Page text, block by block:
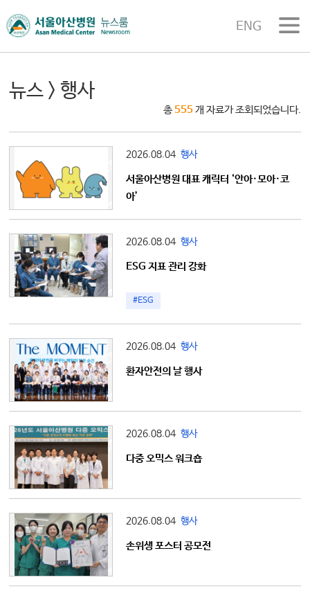
ENG
뉴스 > 행사
총555개 자료가 조회되었습니다.
2026.08.04 행사
서울아산병원 대표 캐릭터 ‘안아·모아·코
아’
2026.08.04 행사
ESG 지표 관리 강화
#ESG
2026.08.04 행사
환자안전의 날 행사
2026.08.04 행사
다중 오믹스 워크숍
2026.08.04 행사
손위생 포스터 공모전